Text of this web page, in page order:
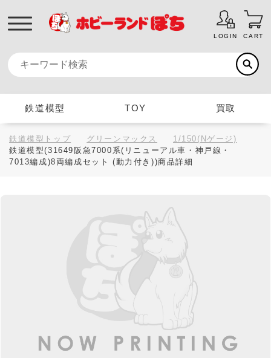
LOGIN CART
鉄道模型 TOY 買取
鉄道模型トップ グリーンマックス
1/150(Nゲージ)
鉄道模型(31649阪急7000系(リニューアル車・神戸線・
7013編成)8両編成セット (動力付き))商品詳細